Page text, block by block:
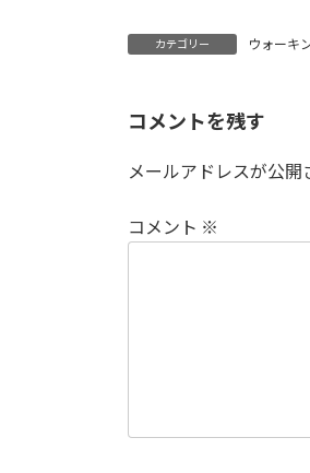
カテゴリー ウォーキ
コメントを残す
メールアドレスが公開
コメント ※